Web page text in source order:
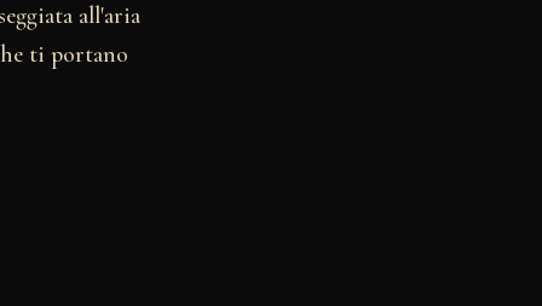
all'aria
ti portano